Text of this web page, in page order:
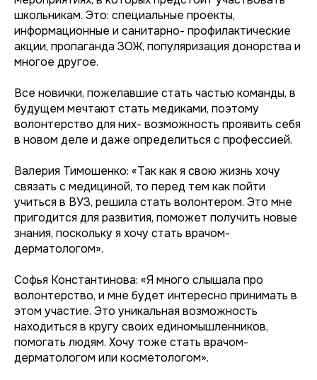
школьникам. Это: специальные проекты,
информационные и санитарно- профилактические
акции, пропаганда ЗОЖ, популяризация донорства и
многое другое.
Все новички, пожелавшие стать частью команды, в
будущем мечтают стать медиками, поэтому
волонтерство для них- возможность проявить себя
в новом деле и даже определиться с профессией.
Валерия Тимошенко: «Так как я свою жизнь хочу
связать с медициной, то перед тем как пойти
учиться в ВУЗ, решила стать волонтером. Это мне
пригодится для развития, поможет получить новые
знания, поскольку я хочу стать врачом-
дерматологом».
Софья Константинова: «Я много слышала про
волонтерство, и мне будет интересно принимать в
этом участие. Это уникальная возможность
находиться в кругу своих единомышленников,
помогать людям. Хочу тоже стать врачом-
дерматологом или косметологом».